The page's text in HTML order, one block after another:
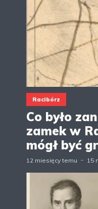
Racibórz
Co było
zamek w
mógł być
12 miesięcy temu 15